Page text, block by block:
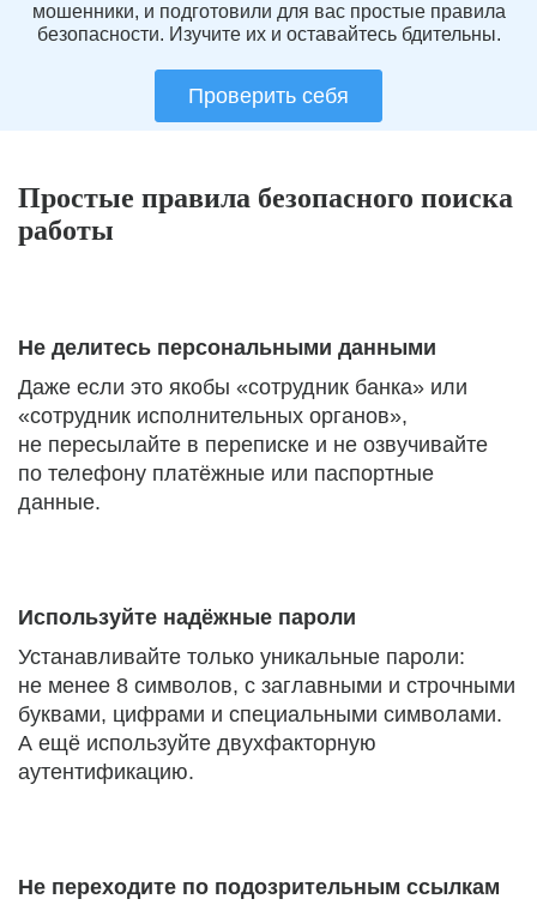
мошенники, и подготовили для вас простые правила
безопасности. Изучите их и оставайтесь бдительны.
Проверить себя
Простые правила безопасного поиска
работы
Не делитесь персональными данными
Даже если это якобы «сотрудник банка» или
«сотрудник исполнительных органов»,
не пересылайте в переписке и не озвучивайте
по телефону платёжные или паспортные
данные.
Используйте надёжные пароли
Устанавливайте только уникальные пароли:
не менее 8 символов, с заглавными и строчными
буквами, цифрами и специальными символами.
А ещё используйте двухфакторную
аутентификацию.
Не переходите по подозрительным ссылкам